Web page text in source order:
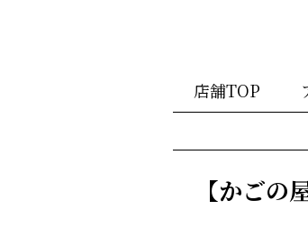
店舗TOP
【かご